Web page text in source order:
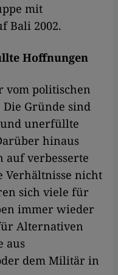
mit
Bali 2002.
Hoffnungen
vom politischen
Die Gründe sind
unerfüllte
hinaus
auf verbesserte
Verhältnisse nicht
sich viele für
immer wieder
Alternativen
aus
dem Militär in